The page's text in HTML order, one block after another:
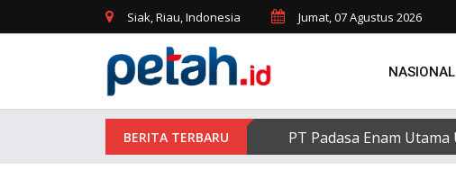
Siak, Riau, Indonesia Jumat, 07 Agustus 2026
NASIONAL
PT Padasa Enam